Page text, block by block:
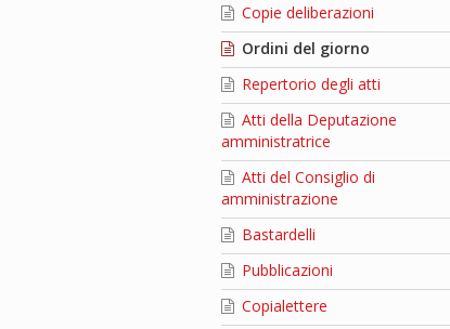
Copie deliberazioni
Ordini del giorno
Repertorio degli atti
Atti della Deputazione
amministratrice
Atti del Consiglio di
amministrazione
Bastardelli
Pubblicazioni
Copialettere